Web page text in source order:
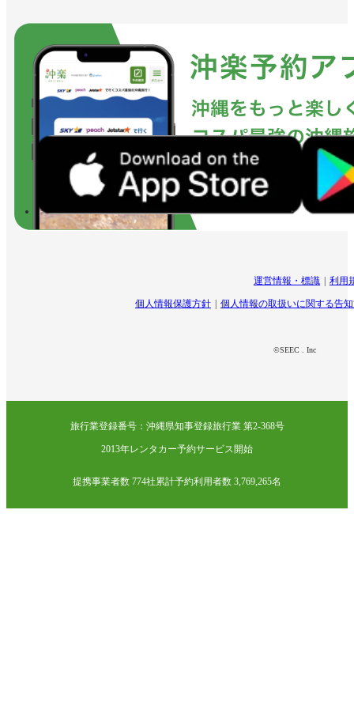
運営情報・標識 利用
個人情報保護方針 個人情報の取扱いに関する告
©SEEC . Inc
旅行業登録番号：沖縄県知事登録旅行業 第2-368号
2013年レンタカー予約サービス開始
提携事業者数 774社累計予約利用者数 3,769,265名